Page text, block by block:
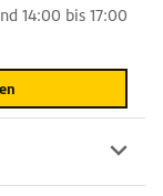
14:00 bis 17:00